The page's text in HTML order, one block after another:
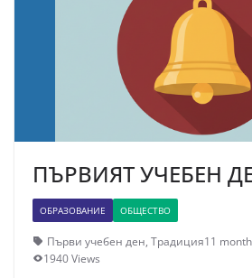
ПЪРВИЯТ УЧЕБЕН
ОБРАЗОВАНИЕ ОБЩЕСТВО
Първи учебен ден, Традиция11
1940 Views